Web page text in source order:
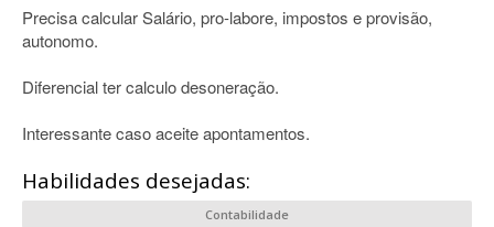
Precisa calcular Salário, pro-labore, impostos e provisão,
autonomo.
Diferencial ter calculo desoneração.
Interessante caso aceite apontamentos.
Habilidades desejadas:
Contabilidade